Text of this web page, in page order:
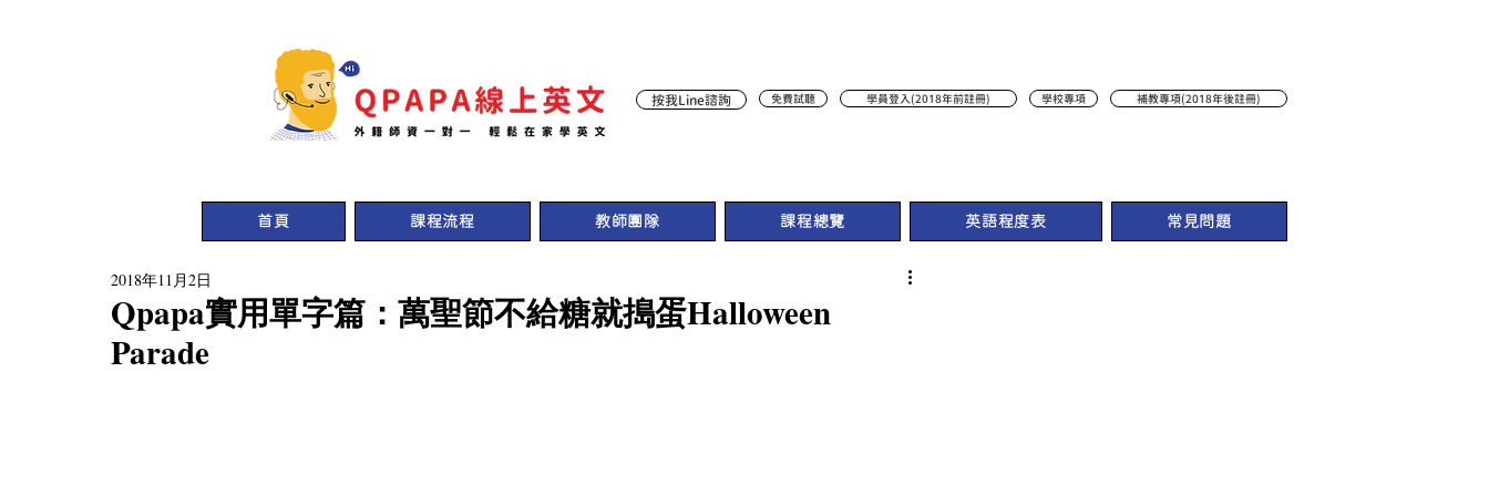
按我Line諮詢 免費試聽 學員登入(2018年前註冊) 學校專項 補教專項(2018年後註冊)
首頁 課程流程 教師團隊 課程總覽 英語程度表 常見問題
Qpapa實用單字篇：萬聖節不給糖就搗蛋Halloween
Parade
2018年11月2日